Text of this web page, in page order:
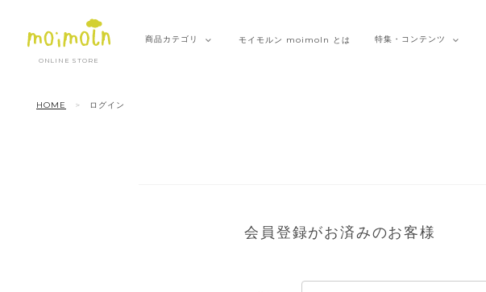
ONLINE STORE
商品カテゴリ モイモルン moimoln とは 特集・ コンテンツ
HOME ログイン
会員登録がお済みのお客様